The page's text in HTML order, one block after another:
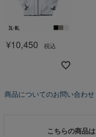
¥10,450 税込
商品についてのお問い合わせ
こちらの商品は